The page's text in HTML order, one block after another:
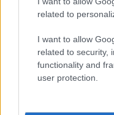
related to
I want to allow
related to security,
functionality and
user protection.